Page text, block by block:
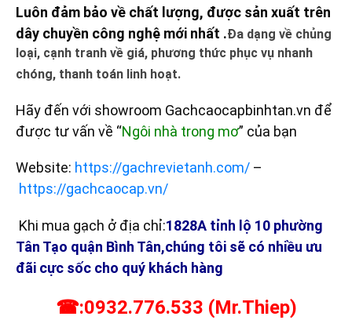
Luôn đảm bảo về chất lượng, được sản xuất trên
dây chuyền công nghệ mới nhất .Đa dạng về chủng
loại, cạnh tranh về giá, phương thức phục vụ nhanh
chóng, thanh toán linh hoạt.
Hãy đến với showroom Gachcaocapbinhtan.vn để
được tư vấn về “Ngôi nhà trong mơ” của bạn
Website: https://gachrevietanh.com/ –
https://gachcaocap.vn/
Khi mua gạch ở địa chỉ:1828A tỉnh lộ 10 phường
Tân Tạo quận Bình Tân,chúng tôi sẽ có nhiều ưu
đãi cực sốc cho quý khách hàng
☎:0932.776.533 (Mr.Thiep)